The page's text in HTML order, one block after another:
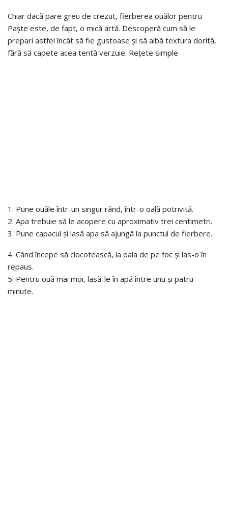
Chiar dacă pare greu de crezut, fierberea ouălor pentru
Paște este, de fapt, o mică artă. Descoperă cum să le
prepari astfel încât să fie gustoase și să aibă textura dorită,
fără să capete acea tentă verzuie. Rețete simple
1. Pune ouăle într-un singur rând, într-o oală potrivită.
2. Apa trebuie să le acopere cu aproximativ trei centimetri.
3. Pune capacul și lasă apa să ajungă la punctul de fierbere.
4. Când începe să clocotească, ia oala de pe foc și las-o în
repaus.
5. Pentru ouă mai moi, lasă-le în apă între unu și patru
minute.